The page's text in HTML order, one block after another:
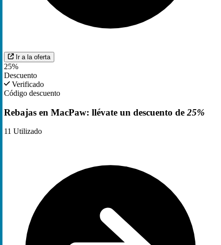
Ir a la oferta
25%
Descuento
Verificado
Código descuento
Rebajas en MacPaw: llévate un descuento de 25%
11 Utilizado